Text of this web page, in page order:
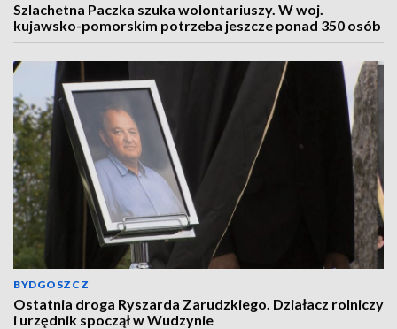
Szlachetna Paczka szuka wolontariuszy. W woj.
kujawsko-pomorskim potrzeba jeszcze ponad 350 osób
BYDGOSZCZ
Ostatnia droga Ryszarda Zarudzkiego. Działacz rolniczy
i urzędnik spoczął w Wudzynie